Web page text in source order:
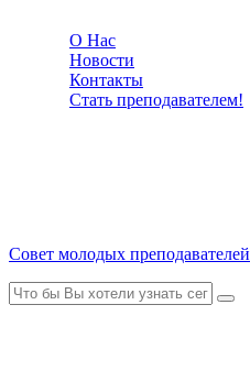
О Нас
Новости
Контакты
Стать преподавателем!
Совет молодых преподавателей